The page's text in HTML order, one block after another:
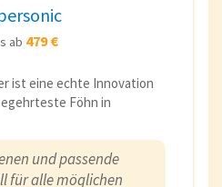
ab 479 €
ist eine echte Innovation
Föhn in
und passende
für alle möglichen